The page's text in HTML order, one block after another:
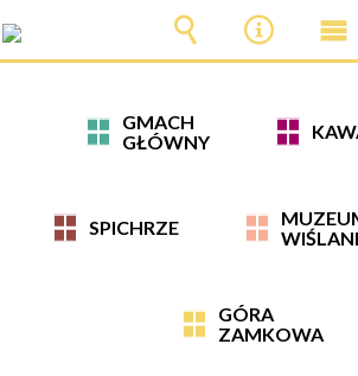
GMACH
GŁÓWNY
SPICHRZE
GÓRA
ZAMKOWA